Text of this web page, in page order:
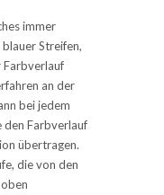
immer
Streifen,
an der
bei jedem
den Farbverlauf
übertragen.
die von den